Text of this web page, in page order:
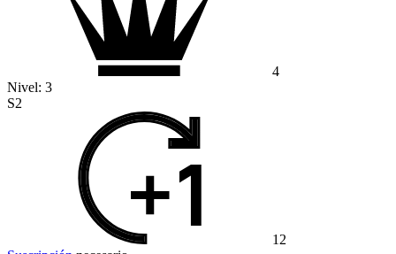
4
Nivel: 3
S2
12